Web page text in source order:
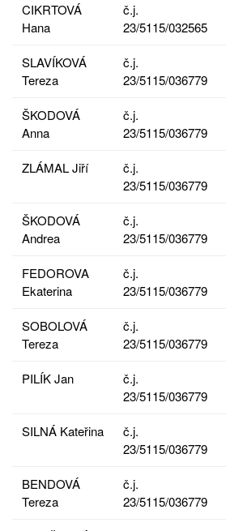
CIKRTOVÁ
Hana
č.j.
23/5115/032565
SLAVÍKOVÁ
Tereza
č.j.
23/5115/036779
ŠKODOVÁ
Anna
č.j.
23/5115/036779
ZLÁMAL Jiří
č.j.
23/5115/036779
ŠKODOVÁ
Andrea
č.j.
23/5115/036779
FEDOROVA
Ekaterina
č.j.
23/5115/036779
SOBOLOVÁ
Tereza
č.j.
23/5115/036779
PILÍK Jan
č.j.
23/5115/036779
SILNÁ Kateřina
č.j.
23/5115/036779
BENDOVÁ
Tereza
č.j.
23/5115/036779